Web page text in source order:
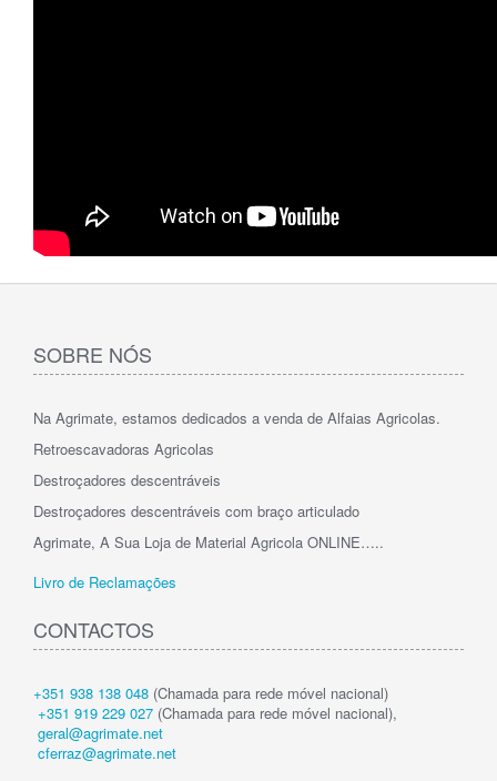
SOBRE NÓS
Na Agrimate, estamos dedicados a venda de Alfaias Agricolas.
Retroescavadoras Agricolas
Destroçadores descentráveis
Destroçadores descentráveis com braço articulado
Agrimate, A Sua Loja de Material Agricola ONLINE…..
Livro de Reclamações
CONTACTOS
+351 938 138 048 (Chamada para rede móvel nacional)
+351 919 229 027 (Chamada para rede móvel nacional),
geral@agrimate.net
cferraz@agrimate.net